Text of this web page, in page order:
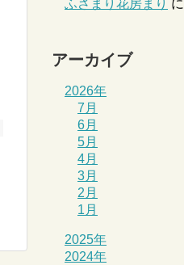
ふさまり花房まり に
アーカイブ
2026年
7月
6月
5月
4月
3月
2月
1月
2025年
2024年